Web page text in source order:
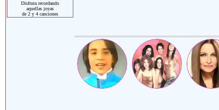
Disfruta recordando
aquellas joyas
de 2 y 4 canciones